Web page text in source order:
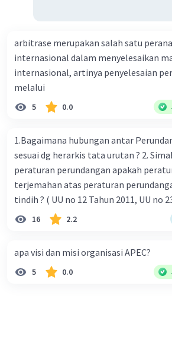
arbitrase merupakan salah satu
internasional dalam menyelesaikan
internasional, artinya penyelesaian
melalui
5 0.0
1.Bagaimana hubungan antar
sesuai dg herarkis tata urutan ? 2. Simaklah beberapa
peraturan perundangan apakah
terjemahan atas peraturan
tindih ? ( UU no 12 Tahun 2011, UU no 23Tahun 2014, UU No
25 Tahun 2004 ) 3 . Tuliskan peraturan perundangan yg di
undangkan atas perintah TAP MPR
pasal18, pasal 22, pasal 23, Pasal 26 ,
28, pasal 29, pasal 30 ,pasal 31 dan
16 2.2
apa visi dan misi organisasi APEC?
5 0.0